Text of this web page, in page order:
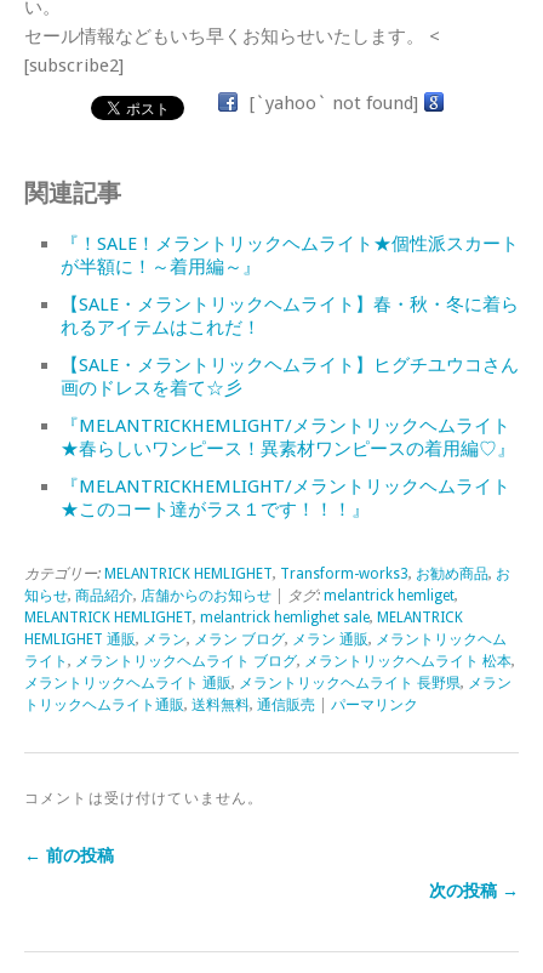
い。
セール情報などもいち早くお知らせいたします。 <
[subscribe2]
[`yahoo` not found]
関連記事
『！SALE！メラントリックヘムライト★個性派スカート
が半額に！～着用編～』
【SALE・メラントリックヘムライト】春・秋・冬に着ら
れるアイテムはこれだ！
【SALE・メラントリックヘムライト】ヒグチユウコさん
画のドレスを着て☆彡
『MELANTRICKHEMLIGHT/メラントリックヘムライト
★春らしいワンピース！異素材ワンピースの着用編♡』
『MELANTRICKHEMLIGHT/メラントリックヘムライト
★このコート達がラス１です！！！』
カテゴリー: MELANTRICK HEMLIGHET, Transform-works3, お勧め商品, お
知らせ, 商品紹介, 店舗からのお知らせ | タグ: melantrick hemliget,
MELANTRICK HEMLIGHET, melantrick hemlighet sale, MELANTRICK
HEMLIGHET 通販, メラン, メラン ブログ, メラン 通販, メラントリックヘム
ライト , メラントリックヘムライト ブログ, メラントリックヘムライト 松本,
メラントリックヘムライト 通販, メラントリックヘムライト 長野県, メラン
トリックヘムライト通販, 送料無料, 通信販売 パーマリンク
コメントは受け付けていません。
← 前の投稿
次の投稿 →